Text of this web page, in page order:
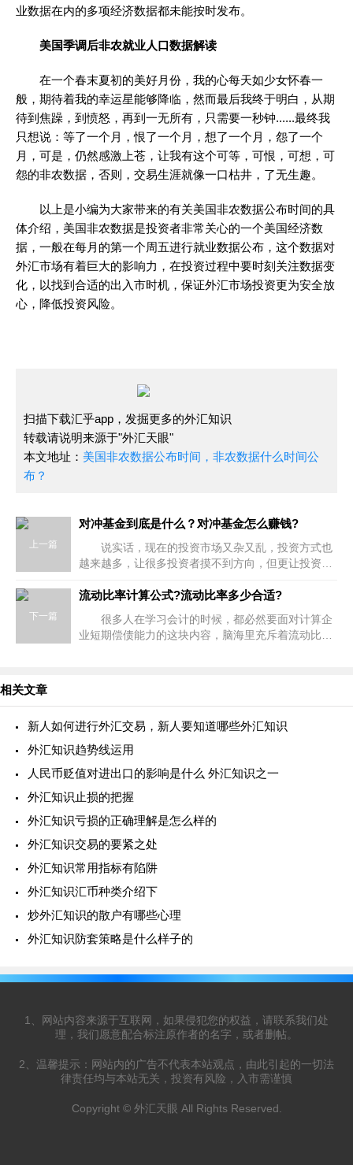
业数据在内的多项经济数据都未能按时发布。
美国季调后非农就业人口数据解读
在一个春末夏初的美好月份，我的心每天如少女怀春一
般，期待着我的幸运星能够降临，然而最后我终于明白，从期
待到焦躁，到愤怒，再到一无所有，只需要一秒钟......最终我
只想说：等了一个月，恨了一个月，想了一个月，怨了一个
月，可是，仍然感激上苍，让我有这个可等，可恨，可想，可
怨的非农数据，否则，交易生涯就像一口枯井，了无生趣。
以上是小编为大家带来的有关美国非农数据公布时间的具
体介绍，美国非农数据是投资者非常关心的一个美国经济数
据，一般在每月的第一个周五进行就业数据公布，这个数据对
外汇市场有着巨大的影响力，在投资过程中要时刻关注数据变
化，以找到合适的出入市时机，保证外汇市场投资更为安全放
心，降低投资风险。
扫描下载汇乎app，发掘更多的外汇知识
转载请说明来源于"外汇天眼"
本文地址： 美国非农数据公布时间，非农数据什么时间公
布？
上一篇
对冲基金到底是什么？对冲基金怎么赚钱?
说实话，现在的投资市场又杂又乱，投资方式也
越来越多，让很多投资者摸不到方向，但更让投资者
道这些术语到底是什么意思，就比如说
下一篇
流动比率计算公式?流动比率多少合适?
很多人在学习会计的时候，都必然要面对计算企
业短期偿债能力的这块内容，脑海里充斥着流动比率
相关文章
新人如何进行外汇交易，新人要知道哪些外汇知识
外汇知识趋势线运用
人民币贬值对进出口的影响是什么 外汇知识之一
外汇知识止损的把握
外汇知识亏损的正确理解是怎么样的
外汇知识交易的要紧之处
外汇知识常用指标有陷阱
外汇知识汇币种类介绍下
炒外汇知识的散户有哪些心理
外汇知识防套策略是什么样子的
1、网站内容来源于互联网，如果侵犯您的权益，请联系我们处
理，我们愿意配合标注原作者的名字，或者删帖。
2、温馨提示：网站内的广告不代表本站观点，由此引起的一切法
律责任均与本站无关，投资有风险，入市需谨慎
Copyright © 外汇天眼 All Rights Reserved.